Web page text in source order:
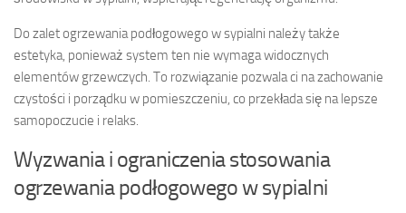
Do zalet ogrzewania podłogowego w sypialni należy także
estetyka, ponieważ system ten nie wymaga widocznych
elementów grzewczych. To rozwiązanie pozwala ci na zachowanie
czystości i porządku w pomieszczeniu, co przekłada się na lepsze
samopoczucie i relaks.
Wyzwania i ograniczenia stosowania
ogrzewania podłogowego w sypialni